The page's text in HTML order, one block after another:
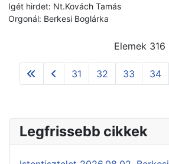
Igét hirdet: Nt.Kovách Tamás
Orgonál: Berkesi Boglárka
Elemek
31 32 33 34
Legfrissebb cikkek